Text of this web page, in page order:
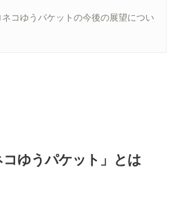
コゆうパケットの今後の展望につい
ゆうパケット」とは